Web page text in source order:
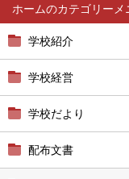
ホーム
学校紹介
学校経営
学校だより
配布文書